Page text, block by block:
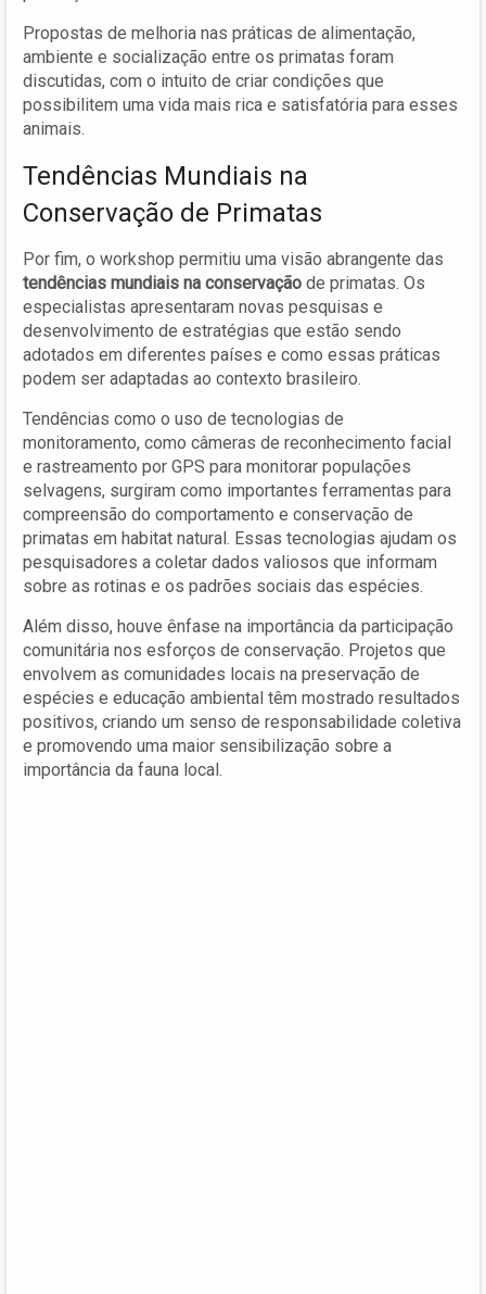
Propostas de melhoria nas práticas de alimentação,
ambiente e socialização entre os primatas foram
discutidas, com o intuito de criar condições que
possibilitem uma vida mais rica e satisfatória para esses
animais.
Tendências Mundiais na
Conservação de Primatas
Por fim, o workshop permitiu uma visão abrangente das
tendências mundiais na conservação de primatas. Os
especialistas apresentaram novas pesquisas e
desenvolvimento de estratégias que estão sendo
adotados em diferentes países e como essas práticas
podem ser adaptadas ao contexto brasileiro.
Tendências como o uso de tecnologias de
monitoramento, como câmeras de reconhecimento facial
e rastreamento por GPS para monitorar populações
selvagens, surgiram como importantes ferramentas para
compreensão do comportamento e conservação de
primatas em habitat natural. Essas tecnologias ajudam os
pesquisadores a coletar dados valiosos que informam
sobre as rotinas e os padrões sociais das espécies.
Além disso, houve ênfase na importância da participação
comunitária nos esforços de conservação. Projetos que
envolvem as comunidades locais na preservação de
espécies e educação ambiental têm mostrado resultados
positivos, criando um senso de responsabilidade coletiva
e promovendo uma maior sensibilização sobre a
importância da fauna local.